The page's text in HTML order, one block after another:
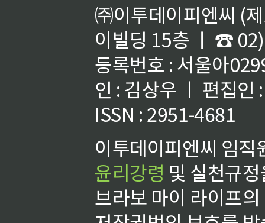
㈜이투데이피엔씨 (
이빌딩 15층 ㅣ ☎
등록번호 : 서울아
인 : 김상우 ㅣ 편집인
ISSN : 2951-4681
이투데이피엔씨 임
윤리강령 및 실천규
브라보 마이 라이프